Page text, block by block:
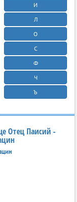
И
Л
О
С
Ф
Ч
Ъ
Отец Паисий -